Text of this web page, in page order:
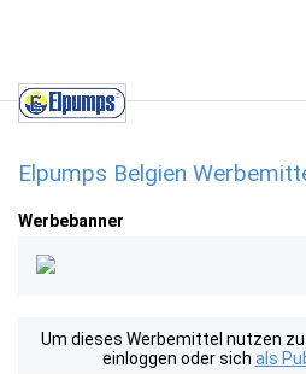
Elpumps Belgien
Werbebanner
Um dieses Werbemittel nutzen
einloggen oder sich als